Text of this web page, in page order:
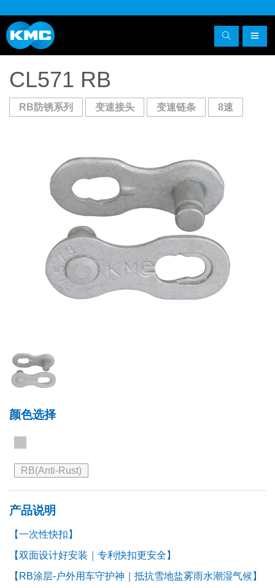
CL571 RB
RB防锈系列 变速接头 变速链条 8速
颜色选择
RB(Anti-Rust)
产品说明
【一次性快扣】
【双面设计好安装｜专利快扣更安全】
【RB涂层-户外用车守护神｜抵抗雪地盐雾雨水潮湿气候】